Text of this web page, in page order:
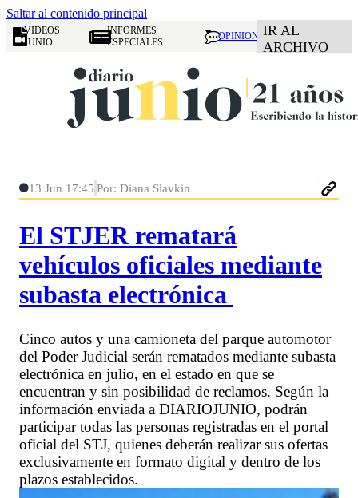
Saltar al contenido principal
VIDEOS
JUNIO
INFORMES
ESPECIALES
OPINION IR AL
ARCHIVO
13 Jun 17:45 Por: Diana Slavkin
El STJER rematará
vehículos oficiales mediante
subasta electrónica
Cinco autos y una camioneta del parque automotor
del Poder Judicial serán rematados mediante subasta
electrónica en julio, en el estado en que se
encuentran y sin posibilidad de reclamos. Según la
información enviada a DIARIOJUNIO, podrán
participar todas las personas registradas en el portal
oficial del STJ, quienes deberán realizar sus ofertas
exclusivamente en formato digital y dentro de los
plazos establecidos.